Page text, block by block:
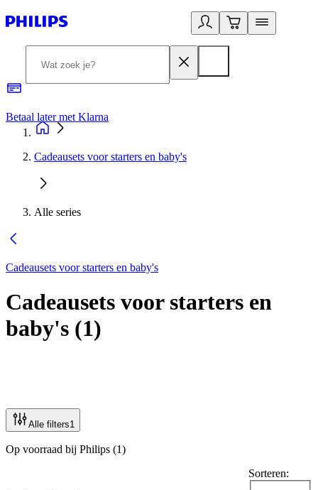
Betaal later met Klarna
Cadeausets voor starters en baby's
Alle series
Cadeausets voor starters en baby's
Cadeausets voor starters en
baby's (1)
Alle filters1
Op voorraad bij Philips (1)
Sorteren: